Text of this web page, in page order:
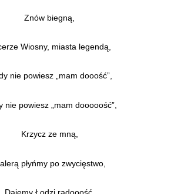
Znów biegną,
Wiosny, miasta legendą,
nie powiesz „mam dooość”,
nie powiesz „mam dooooość”,
Krzycz ze mną,
płyńmy po zwycięstwo,